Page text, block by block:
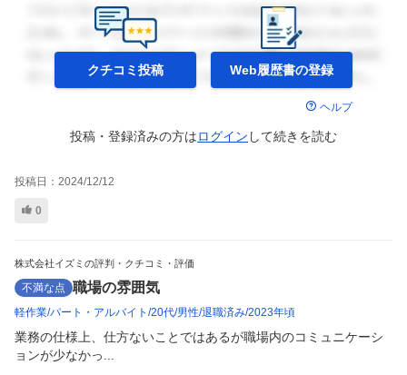
クチコミ投稿 Web履歴書の登録
ヘルプ
投稿・登録済みの方はログイン して続きを読む
投稿日： 2024/12/12
0
株式会社イズミの評判・クチコミ・評価
不満な点 職場の雰囲気
軽作業 パート・アルバイト 20代 男性 退職済み 2023年頃
業務の仕様上、仕方ないことではあるが職場内のコミュニケーシ
ョンが少なかっ...